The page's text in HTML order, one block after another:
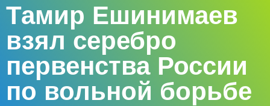
Тамир Ешинимаев
взял серебро
первенства России
по вольной борьбе